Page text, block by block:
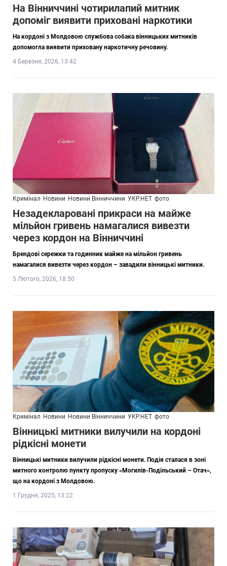
На Вінниччині чотирилапий митник
допоміг виявити приховані наркотики
На кордоні з Молдовою службова собака вінницьких митників
допомогла виявити приховану наркотичну речовину.
4 Березня, 2026, 13:42
Кримінал Новини Новини Вінниччини УКР.НЕТ фото
Незадекларовані прикраси на майже
мільйон гривень намагалися вивезти
через кордон на Вінниччині
Брендові сережки та годинник майже на мільйон гривень
намагалися вивезти через кордон – завадили вінницькі митники.
5 Лютого, 2026, 18:50
Кримінал Новини Новини Вінниччини УКР.НЕТ фото
Вінницькі митники вилучили на кордоні
рідкісні монети
Вінницькі митники вилучили рідкісні монети. Подія сталася в зоні
митного контролю пункту пропуску «Могилів-Подільський – Отач»,
що на кордоні з Молдовою.
1 Грудня, 2025, 13:22